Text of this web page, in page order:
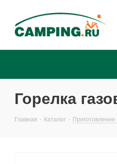
Горелка
Главная - Каталог -